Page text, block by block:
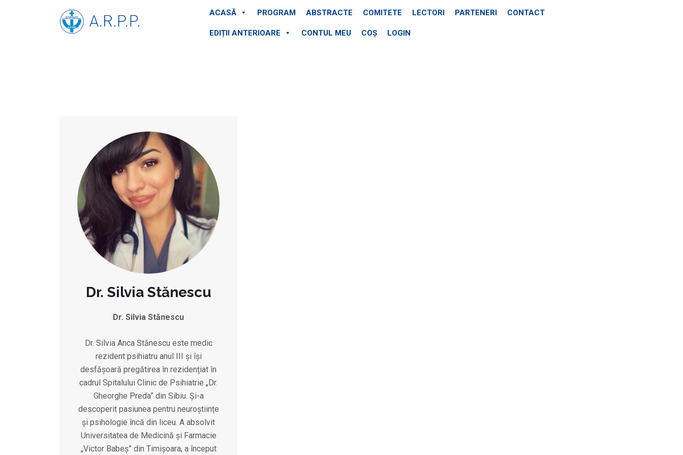
ACASĂ PROGRAM ABSTRACTE COMITETE LECTORI PARTENERI CONTACT
EDIȚII ANTERIOARE CONTUL MEU COȘ LOGIN
Dr. Silvia Stănescu
Dr. Silvia Stănescu
Dr. Silvia Anca Stănescu este medic
rezident psihiatru anul III și își
desfășoară pregătirea în rezidențiat în
cadrul Spitalului Clinic de Psihiatrie „Dr.
Gheorghe Preda” din Sibiu. Și-a
descoperit pasiunea pentru neuroștiințe
și psihologie încă din liceu. A absolvit
Universitatea de Medicină și Farmacie
„Victor Babeș” din Timișoara, a început